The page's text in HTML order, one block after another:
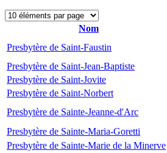
Nom
Presbytère de Saint-Faustin
Presbytère de Saint-Jean-Baptiste
Presbytère de Saint-Jovite
Presbytère de Saint-Norbert
Presbytère de Sainte-Jeanne-d'Arc
Presbytère de Sainte-Maria-Goretti
Presbytère de Sainte-Marie de la Minerve